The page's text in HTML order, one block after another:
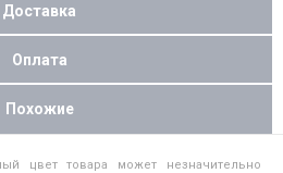
Доставка
Оплата
Похожие
цвет товара может незначительно